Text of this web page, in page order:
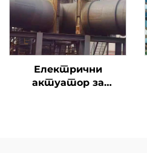
Електрични
актуатор за